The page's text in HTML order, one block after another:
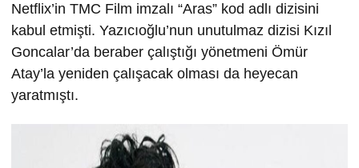
Netflix’in TMC Film imzalı “Aras” kod adlı dizisini
kabul etmişti. Yazıcıoğlu’nun unutulmaz dizisi Kızıl
Goncalar’da beraber çalıştığı yönetmeni Ömür
Atay’la yeniden çalışacak olması da heyecan
yaratmıştı.